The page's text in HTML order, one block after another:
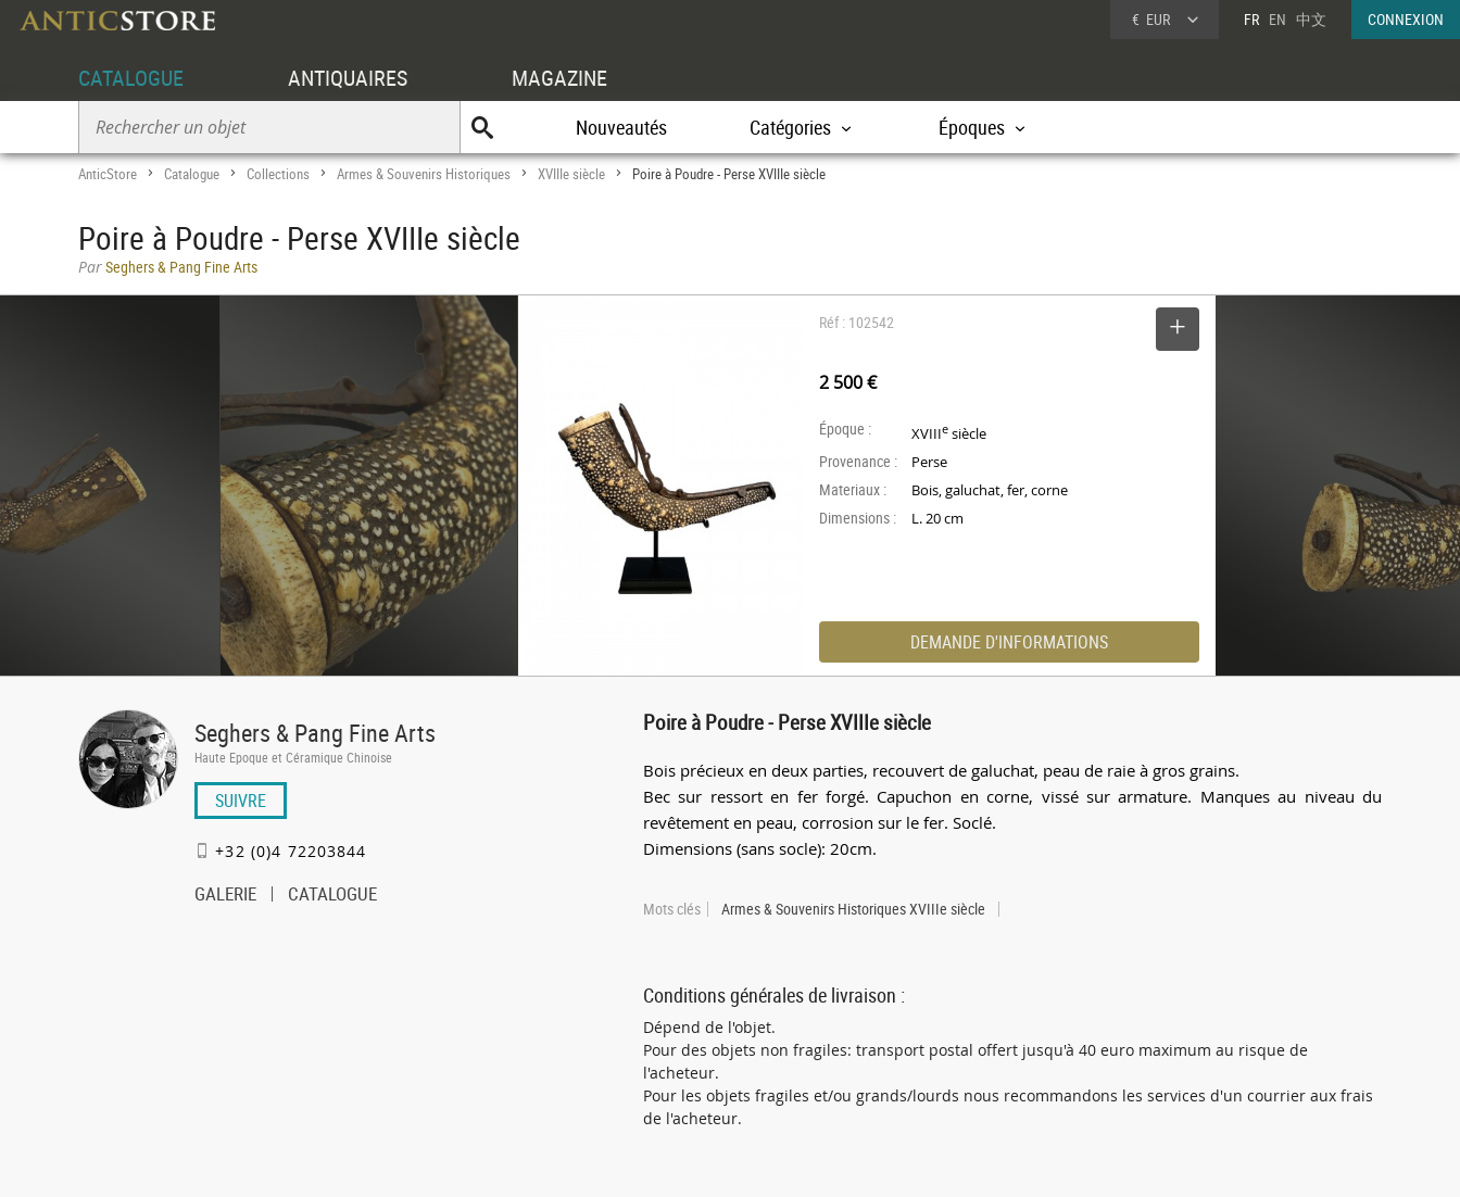
€ EUR FR EN 中文 CONNEXION
CATALOGUE ANTIQUAIRES MAGAZINE
Nouveautés Catégories Époques
AnticStore > Catalogue > Collections > Armes & Souvenirs Historiques > XVIIIe siècle > Poire à Poudre - Perse XVIIIe siècle
Poire à Poudre - Perse XVIIIe siècle
ParSeghers & Pang Fine Arts
Réf : 102542
2 500 €
Époque : XVIIIe siècle
Provenance : Perse
Materiaux : Bois, galuchat, fer, corne
Dimensions : L. 20 cm
DEMANDE D'INFORMATIONS
Seghers & Pang Fine Arts
Haute Epoque et Céramique Chinoise
SUIVRE
+32 (0)4 72203844
GALERIE CATALOGUE
Poire à Poudre - Perse XVIIIe siècle
Bois précieux en deux parties, recouvert de galuchat, peau de raie à gros grains.
Bec sur ressort en fer forgé. Capuchon en corne, vissé sur armature. Manques au niveau du
revêtement en peau, corrosion sur le fer. Soclé.
Dimensions (sans socle): 20cm.
Mots clés Armes & Souvenirs Historiques XVIIIe siècle
Conditions générales de livraison :
Dépend de l'objet.
Pour des objets non fragiles: transport postal offert jusqu'à 40 euro maximum au risque de
l'acheteur.
Pour les objets fragiles et/ou grands/lourds nous recommandons les services d'un courrier aux frais
de l'acheteur.